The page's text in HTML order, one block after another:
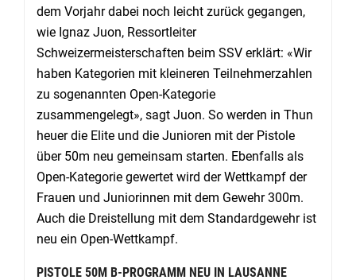
dem Vorjahr dabei noch leicht zurück gegangen,
wie Ignaz Juon, Ressortleiter
Schweizermeisterschaften beim SSV erklärt: «Wir
haben Kategorien mit kleineren Teilnehmerzahlen
zu sogenannten Open-Kategorie
zusammengelegt», sagt Juon. So werden in Thun
heuer die Elite und die Junioren mit der Pistole
über 50m neu gemeinsam starten. Ebenfalls als
Open-Kategorie gewertet wird der Wettkampf der
Frauen und Juniorinnen mit dem Gewehr 300m.
Auch die Dreistellung mit dem Standardgewehr ist
neu ein Open-Wettkampf.
PISTOLE 50M B-PROGRAMM NEU IN LAUSANNE